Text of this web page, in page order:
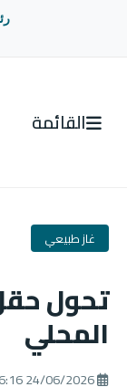
القائمة
غاز طبيعي
تحول
المحلي